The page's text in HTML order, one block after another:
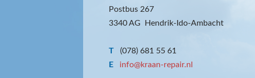
Postbus 267
3340 AG Hendrik-Ido-Ambacht
T
(078) 681 55 61
E
info@kraan-repair.nl